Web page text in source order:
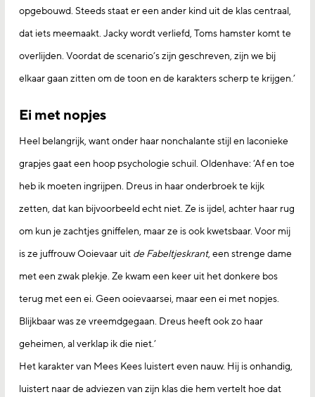
opgebouwd. Steeds staat er een ander kind uit de klas centraal,
dat iets meemaakt. Jacky wordt verliefd, Toms hamster komt te
overlijden. Voordat de scenario’s zijn geschreven, zijn we bij
elkaar gaan zitten om de toon en de karakters scherp te krijgen.’
Ei met nopjes
Heel belangrijk, want onder haar nonchalante stijl en laconieke
grapjes gaat een hoop psychologie schuil. Oldenhave: ‘Af en toe
heb ik moeten ingrijpen. Dreus in haar onderbroek te kijk
zetten, dat kan bijvoorbeeld echt niet. Ze is ijdel, achter haar rug
om kun je zachtjes gniffelen, maar ze is ook kwetsbaar. Voor mij
is ze juffrouw Ooievaar uit de Fabeltjeskrant, een strenge dame
met een zwak plekje. Ze kwam een keer uit het donkere bos
terug met een ei. Geen ooievaarsei, maar een ei met nopjes.
Blijkbaar was ze vreemdgegaan. Dreus heeft ook zo haar
geheimen, al verklap ik die niet.’
Het karakter van Mees Kees luistert even nauw. Hij is onhandig,
luistert naar de adviezen van zijn klas die hem vertelt hoe dat